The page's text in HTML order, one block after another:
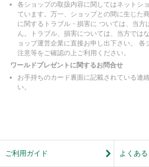
各ショップの取扱内容に関してはネットシ
ています。万一、ショップとの間に生じた
に関するトラブル・損害に ついては、当方
ん。トラブル、損害については、当方では
ョップ運営企業に直接お申し出下さい。 各
注意等をご確認の上ご利用ください。
ワールドプレゼントに関するお問合せ
お手持ちのカード裏面に記載されている連
い。
ご利用ガイド よくあ